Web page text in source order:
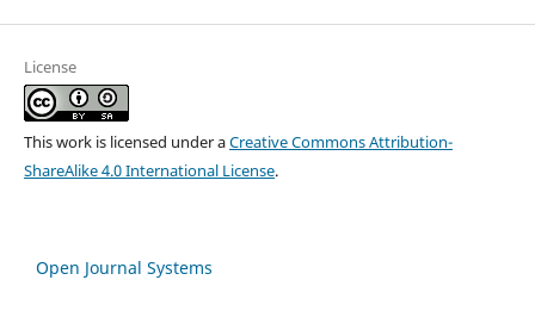
License
This work is licensed under aCreative Commons Attribution-
ShareAlike 4.0 International License.
Open Journal Systems